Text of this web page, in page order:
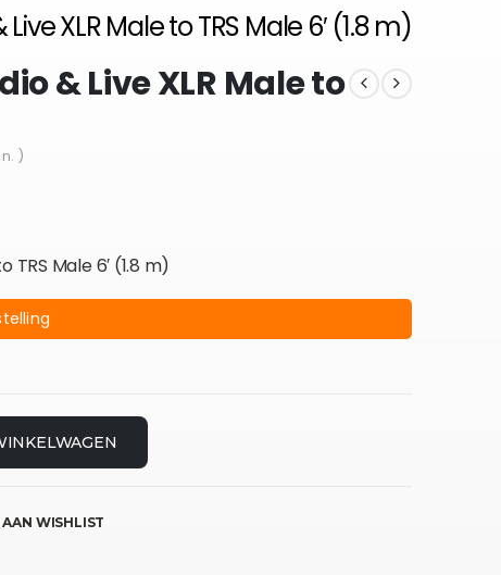
XLR Male to TRS Male 6′ (1.8 m)
& Live XLR Male to
)
TRS Male 6′ (1.8 m)
WISHLIST